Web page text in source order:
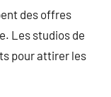
des offres
Les studios de
pour attirer les